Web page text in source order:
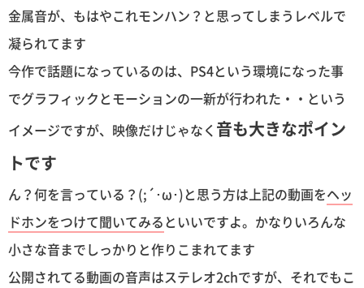
金属音が、もはやこれモンハン？と思ってしまうレベルで
凝られてます
今作で話題になっているのは、PS4という環境になった事
でグラフィックとモーションの一新が行われた・・という
イメージですが、映像だけじゃなく 音も大きなポイン
トです
ん？何を言っている？(;´･ω･)と思う方は上記の動画をヘッ
ドホンをつけて聞いてみるといいですよ。かなりいろんな
小さな音までしっかりと作りこまれてます
公開されてる動画の音声はステレオ2chですが、それでもこ